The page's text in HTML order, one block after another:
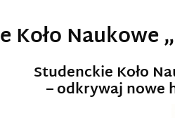
Koło Naukowe
Studenckie Koło
– odkrywaj nowe